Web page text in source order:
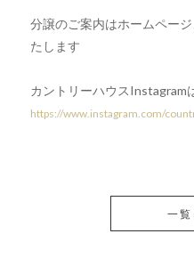
分譲のご案内はホームペー
たします
カントリーハウスInstagram
https://www.instagram.com/
一